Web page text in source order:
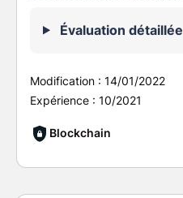
Évaluation détaillée
Modification : 14/01/2022
Expérience : 10/2021
Blockchain